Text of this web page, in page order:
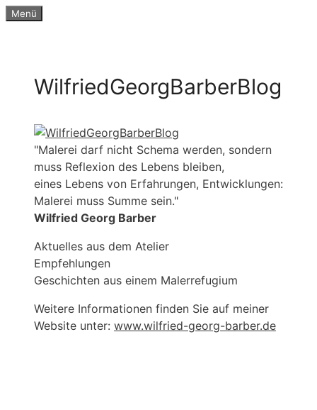
Zum
Menü
WilfriedGeorgBarberBlog
"Malerei darf nicht Schema werden, sondern
muss Reflexion des Lebens bleiben,
eines Lebens von Erfahrungen, Entwicklungen:
Malerei muss Summe sein."
Wilfried Georg Barber
Aktuelles aus dem Atelier
Empfehlungen
Geschichten aus einem Malerrefugium
Weitere Informationen finden Sie auf meiner
Website unter: www.wilfried-georg-barber.de